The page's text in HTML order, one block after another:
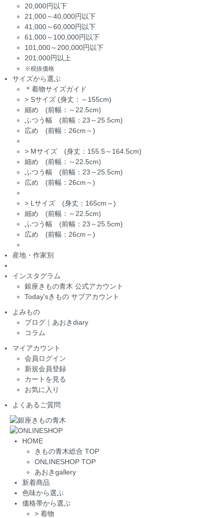
20,000円以下
21,000～40,000円以下
41,000～60,000円以下
61,000～100,000円以下
101,000～200,000円以下
201,000円以上
※税抜価格
サイズから選ぶ
＊着物サイズガイド
> Sサイズ (身丈：～155cm)
細め (前幅：～22.5cm)
ふつう幅 (前幅：23～25.5cm)
広め (前幅：26cm～)
> Mサイズ (身丈：155.5～164.5cm)
細め (前幅：～22.5cm)
ふつう幅 (前幅：23～25.5cm)
広め (前幅：26cm～)
> Lサイズ (身丈：165cm～)
細め (前幅：～22.5cm)
ふつう幅 (前幅：23～25.5cm)
広め (前幅：26cm～)
産地・作家別
インスタグラム
銀座きもの青木 公式アカウント
Today'sきもの サブアカウント
よみもの
ブログ｜あおきdiary
コラム
マイアカウント
会員ログイン
新規会員登録
カートを見る
お気に入り
よくあるご質問
HOME
きもの青木総合 TOP
ONLINESHOP TOP
あおきgallery
新着商品
色味から選ぶ
価格帯から選ぶ
> 着物